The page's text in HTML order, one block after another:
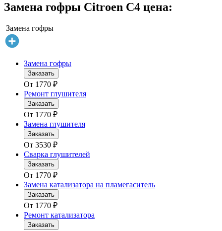
Замена гофры Citroen C4 цена:
Замена гофры
Замена гофры
Заказать
От 1770 ₽
Ремонт глушителя
Заказать
От 1770 ₽
Замена глушителя
Заказать
От 3530 ₽
Сварка глушителей
Заказать
От 1770 ₽
Замена катализатора на пламегаситель
Заказать
От 1770 ₽
Ремонт катализатора
Заказать